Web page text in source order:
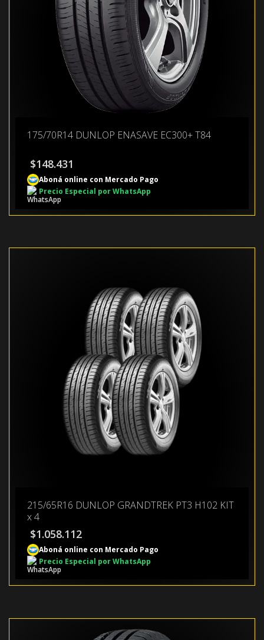
175/70R14 DUNLOP ENASAVE EC300+ T84
$148.431
Aboná online con Mercado Pago
Precio Especial por WhatsApp
215/65R16 DUNLOP GRANDTREK PT3 H102 KIT
x 4
$1.058.112
Aboná online con Mercado Pago
Precio Especial por WhatsApp